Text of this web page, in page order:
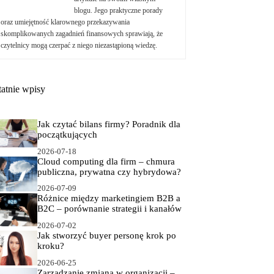
blogu. Jego praktyczne porady
oraz umiejętność klarownego przekazywania
skomplikowanych zagadnień finansowych sprawiają, że
czytelnicy mogą czerpać z niego niezastąpioną wiedzę.
wpisy
Jak czytać bilans firmy? Poradnik dla
początkujących
2026-07-18
Cloud computing dla firm – chmura
publiczna, prywatna czy hybrydowa?
2026-07-09
Różnice między marketingiem B2B a
B2C – porównanie strategii i kanałów
2026-07-02
Jak stworzyć buyer personę krok po
kroku?
2026-06-25